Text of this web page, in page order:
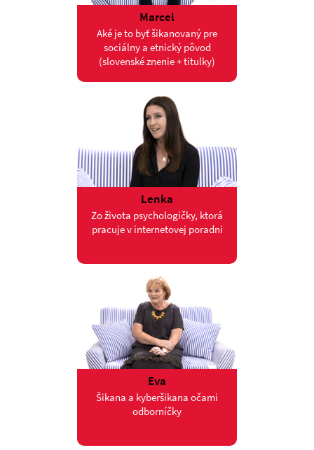
Marcel
Aké je to byť šikanovaný pre
sociálny a etnický pôvod
(slovenské znenie + titulky)
Lenka
Zo života psychologičky, ktorá
pracuje v internetovej poradni
Eva
Šikana a kyberšikana očami
odborníčky